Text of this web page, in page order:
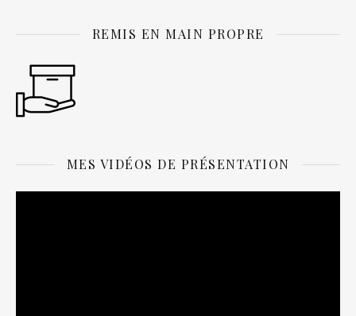
REMIS EN MAIN PROPRE
MES VIDÉOS DE PRÉSENTATION